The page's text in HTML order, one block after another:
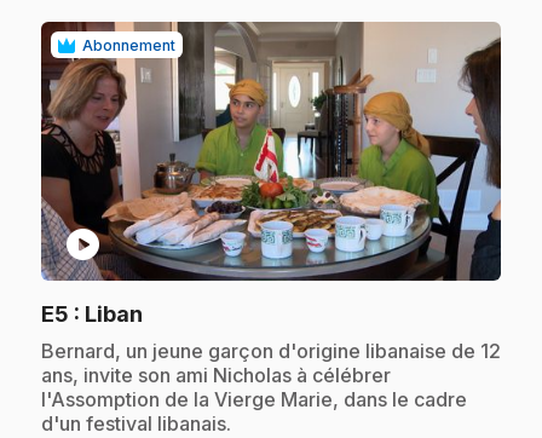
Abonnement
play_circle
E5 : Liban
.Bernard, un jeune garçon d'origine libanaise de 12
ans, invite son ami Nicholas à célébrer
l'Assomption de la Vierge Marie, dans le cadre
d'un festival libanais.